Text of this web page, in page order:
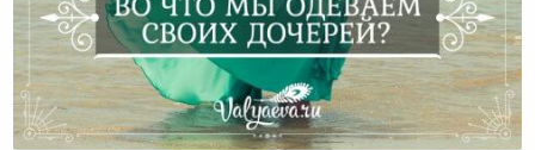
Во Что Мы Одеваем Своих Дочерей?